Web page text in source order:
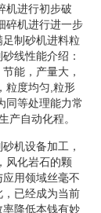
机进行初步破
碎机进行进一步
制砂机进料粒
线性能介绍：
能，产量大，
粒度均匀,粒形
同等处理能力常
产自动化程。
机设备加工，
风化岩石的颗
用领域丝毫不
已经成为当前
降低本钱有妙